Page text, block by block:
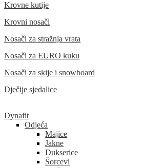
Krovne kutije
Krovni nosači
Nosači za stražnja vrata
Nosači za EURO kuku
Nosači za skije i snowboard
Dječije sjedalice
Dynafit
Odjeća
Majice
Jakne
Dukserice
Šorcevi